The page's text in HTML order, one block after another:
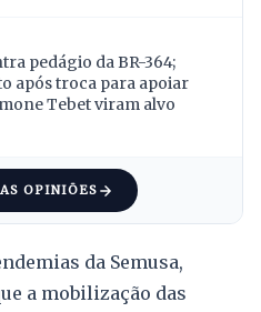
pedágio da BR-364;
após troca para apoiar
Tebet viram alvo
OPINIÕES
da Semusa,
a mobilização das